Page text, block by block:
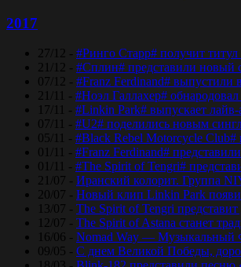
2017
27/12 - #Ринго Старр# получит
21/12 - #Сплин# представили новый
07/12 - #Franz Ferdinand# выпустили
21/11 - #Ноэл Галлахер#
17/11 - #Linkin Park# выпускает
07/11 - #U2# поделились новым
05/11 - #Black Rebel Motorcycle
01/11 - #Franz Ferdinand#
01/11 - #The Spirit of Tengri#
21/07 - Иранский колорит. Группа
20/07 - Новый клип Linkin Park
13/07 - The Spirit of Tengri
12/07 - The Spirit of Astana станет
16/06 - Nomad Way — Музыкальный
09/05 - С днем Великой Победы,